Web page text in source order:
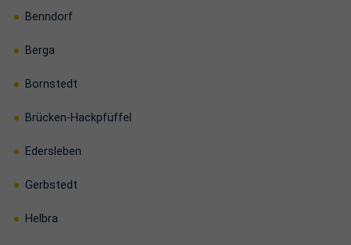
Benndorf
Berga
Bornstedt
Brücken-Hackpfüffel
Edersleben
Gerbstedt
Helbra